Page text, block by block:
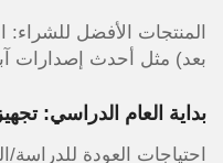
المنتجات الأفضل للشراء:
بعد) مثل أحدث إصدارات
بداية العام الدراسي:
احتياجات العودة